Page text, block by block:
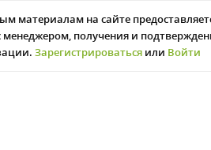
материалам на сайте
получения и
Зарегистрироваться или Войти